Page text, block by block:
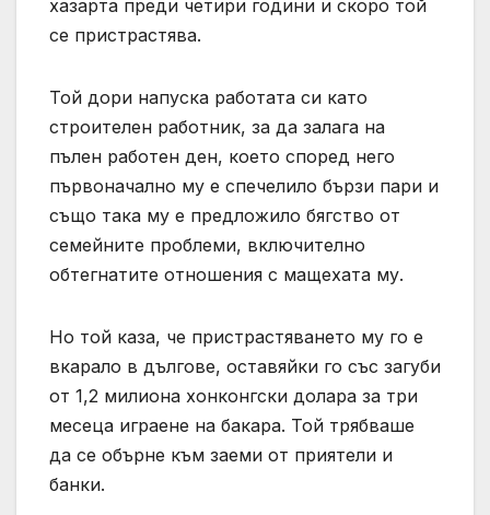
хазарта преди четири години и скоро той
се пристрастява.
Той дори напуска работата си като
строителен работник, за да залага на
пълен работен ден, което според него
първоначално му е спечелило бързи пари и
също така му е предложило бягство от
семейните проблеми, включително
обтегнатите отношения с мащехата му.
Но той каза, че пристрастяването му го е
вкарало в дългове, оставяйки го със загуби
от 1,2 милиона хонконгски долара за три
месеца играене на бакара. Той трябваше
да се обърне към заеми от приятели и
банки.